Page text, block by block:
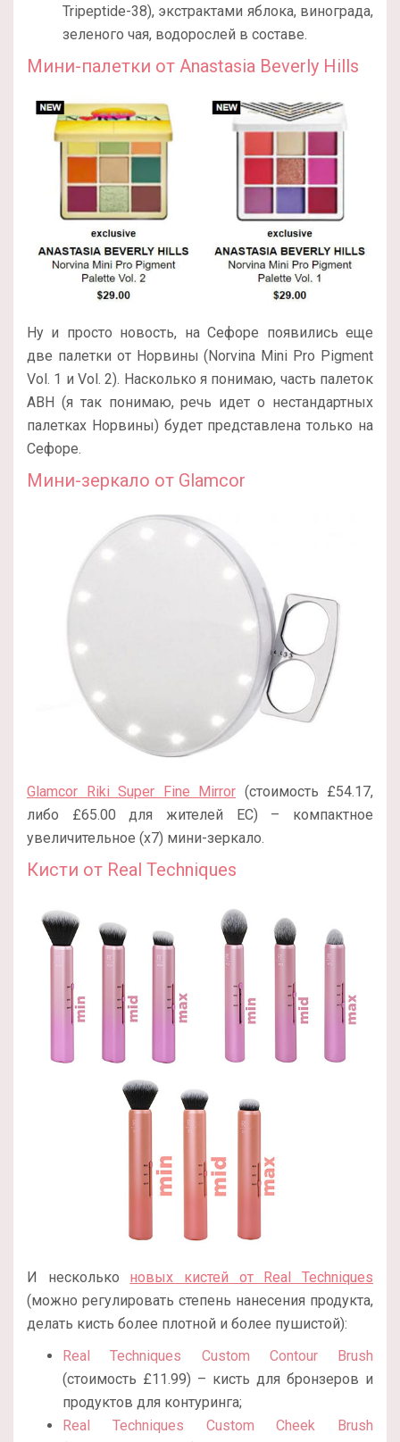
Tripeptide-38), экстрактами яблока, винограда,
зеленого чая, водорослей в составе.
Мини-палетки от Anastasia Beverly Hills
Ну и просто новость, на Сефоре появились еще
две палетки от Норвины (Norvina Mini Pro Pigment
Vol. 1 и Vol. 2). Насколько я понимаю, часть палеток
ABH (я так понимаю, речь идет о нестандартных
палетках Норвины) будет представлена только на
Сефоре.
Мини-зеркало от Glamcor
Glamcor Riki Super Fine Mirror (стоимость £54.17,
либо £65.00 для жителей ЕС) – компактное
увеличительное (х7) мини-зеркало.
Кисти от Real Techniques
И несколько новых кистей от Real Techniques
(можно регулировать степень нанесения продукта,
делать кисть более плотной и более пушистой):
Real Techniques Custom Contour Brush
(стоимость £11.99) – кисть для бронзеров и
продуктов для контуринга;
Real Techniques Custom Cheek Brush